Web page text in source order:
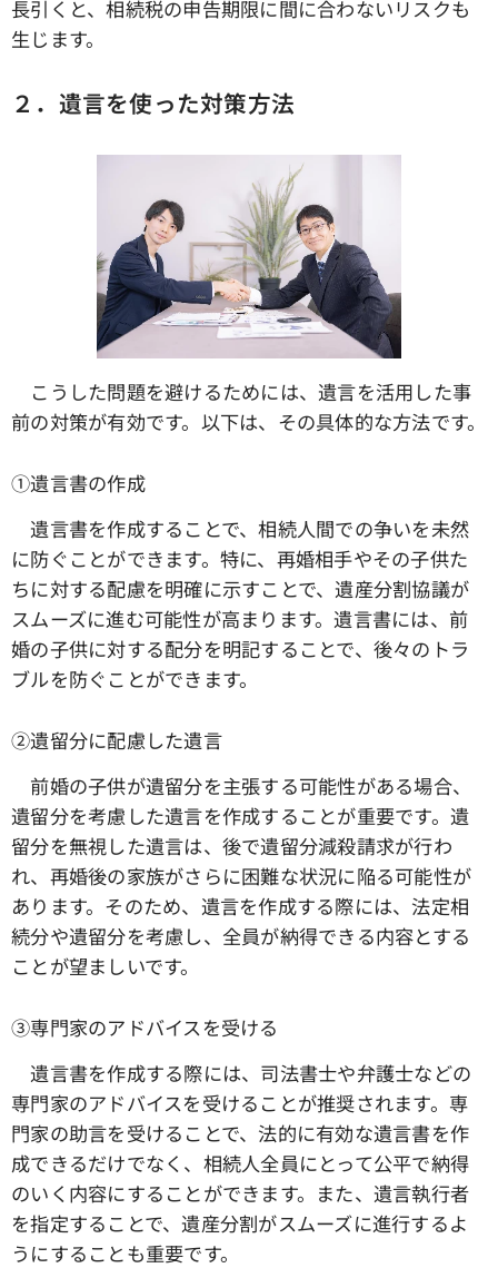
長引くと、相続税の申告期限に間に合わないリスクも
生じます。
２．遺言を使った対策方法
こうした問題を避けるためには、遺言を活用した事
前の対策が有効です。以下は、その具体的な方法です。
①遺言書の作成
遺言書を作成することで、相続人間での争いを未然
に防ぐことができます。特に、再婚相手やその子供た
ちに対する配慮を明確に示すことで、遺産分割協議が
スムーズに進む可能性が高まります。遺言書には、前
婚の子供に対する配分を明記することで、後々のトラ
ブルを防ぐことができます。
➁遺留分に配慮した遺言
前婚の子供が遺留分を主張する可能性がある場合、
遺留分を考慮した遺言を作成することが重要です。遺
留分を無視した遺言は、後で遺留分減殺請求が行わ
れ、再婚後の家族がさらに困難な状況に陥る可能性が
あります。そのため、遺言を作成する際には、法定相
続分や遺留分を考慮し、全員が納得できる内容とする
ことが望ましいです。
③専門家のアドバイスを受ける
遺言書を作成する際には、司法書士や弁護士などの
専門家のアドバイスを受けることが推奨されます。専
門家の助言を受けることで、法的に有効な遺言書を作
成できるだけでなく、相続人全員にとって公平で納得
のいく内容にすることができます。また、遺言執行者
を指定することで、遺産分割がスムーズに進行するよ
うにすることも重要です。